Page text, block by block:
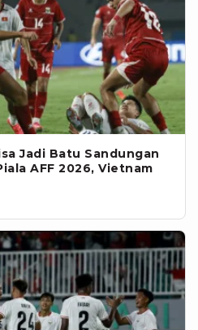
Jadi Batu Sandungan
AFF 2026, Vietnam